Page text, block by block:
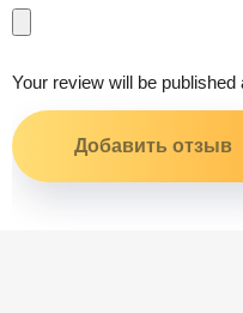
Your review will be published